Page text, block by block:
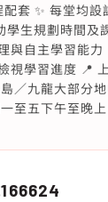
配套 ✨ 每堂均
學生規劃時間及
與自主學習能
視學習進度 📍
／九龍大部分
至五下午至晚
166624